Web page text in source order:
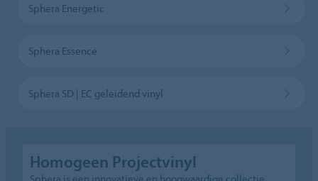
Sphera Energetic
Sphera Essence
Sphera SD | EC geleidend vinyl
Homogeen Projectvinyl
Sphera is een innovatieve en hoogwaardige collectie